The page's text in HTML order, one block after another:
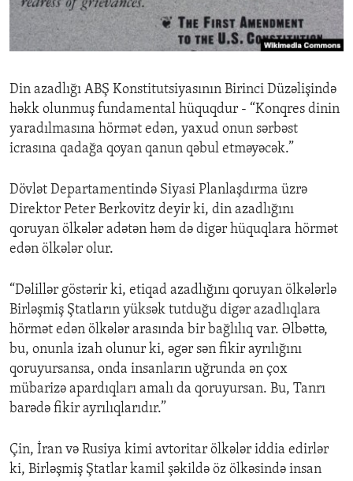
ENVIRONMENT AND HEALTH
IDEALS AND INSTITUTIONS
Din azadlığı ABŞ Konstitutsiyasının Birinci Düzəlişində
həkk olunmuş fundamental hüquqdur - “Konqres dinin
yaradılmasına hörmət edən, yaxud onun sərbəst
icrasına qadağa qoyan qanun qəbul etməyəcək.”
Dövlət Departamentində Siyasi Planlaşdırma üzrə
Direktor Peter Berkovitz deyir ki, din azadlığını
qoruyan ölkələr adətən həm də digər hüquqlara hörmət
edən ölkələr olur.
“Dəlillər göstərir ki, etiqad azadlığını qoruyan ölkələrlə
Birləşmiş Ştatların yüksək tutduğu digər azadlıqlara
hörmət edən ölkələr arasında bir bağlılıq var. Əlbəttə,
bu, onunla izah olunur ki, əgər sən fikir ayrılığını
qoruyursansa, onda insanların uğrunda ən çox
mübarizə apardıqları amalı da qoruyursan. Bu, Tanrı
barədə fikir ayrılıqlarıdır.”
Çin, İran və Rusiya kimi avtoritar ölkələr iddia edirlər
ki, Birləşmiş Ştatlar kamil şəkildə öz ölkəsində insan